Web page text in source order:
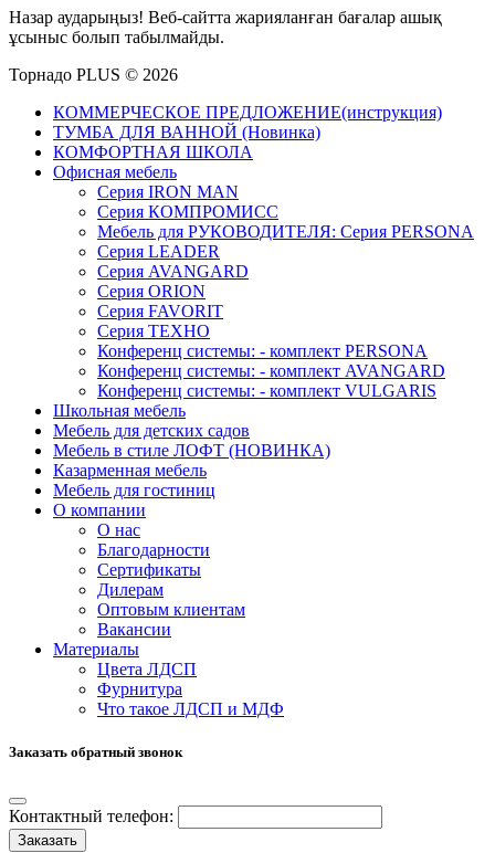
Назар аударыңыз! Веб-сайтта жарияланған бағалар ашық
ұсыныс болып табылмайды.
Торнадо PLUS © 2026
КОММЕРЧЕСКОЕ ПРЕДЛОЖЕНИЕ(инструкция)
ТУМБА ДЛЯ ВАННОЙ (Новинка)
КОМФОРТНАЯ ШКОЛА
Офисная мебель
Серия IRON MAN
Серия КОМПРОМИСС
Мебель для РУКОВОДИТЕЛЯ: Серия PERSONA
Серия LEADER
Серия AVANGARD
Серия ORION
Серия FAVORIT
Серия ТЕХНО
Конференц системы: - комплект PERSONA
Конференц системы: - комплект AVANGARD
Конференц системы: - комплект VULGARIS
Школьная мебель
Мебель для детских садов
Мебель в стиле ЛОФТ (НОВИНКА)
Казарменная мебель
Мебель для гостиниц
О компании
О нас
Благодарности
Сертификаты
Дилерам
Оптовым клиентам
Вакансии
Материалы
Цвета ЛДСП
Фурнитура
Что такое ЛДСП и МДФ
Заказать обратный звонок
Контактный телефон:
Заказать